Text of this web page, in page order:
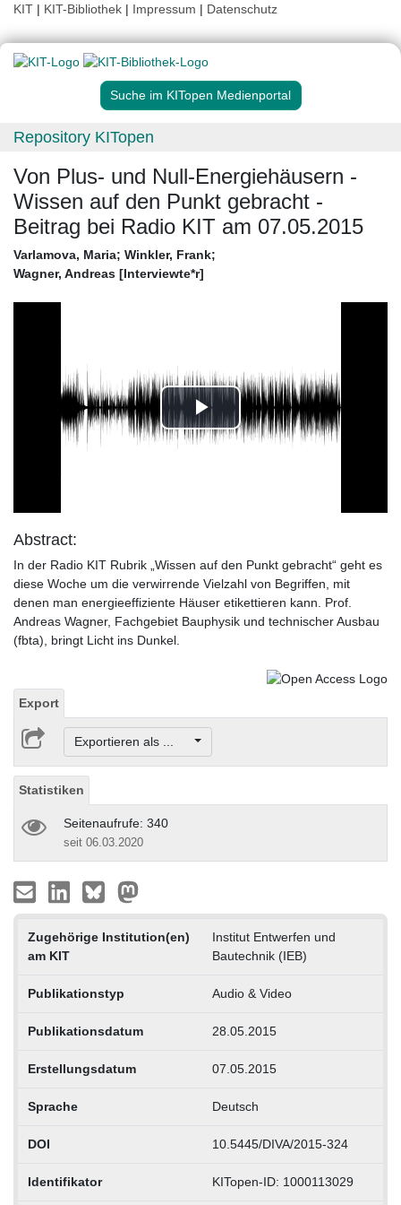
KIT | KIT-Bibliothek | Impressum | Datenschutz
Suche im KITopen Medienportal
Repository KITopen
Von Plus- und Null-Energiehäusern -
Wissen auf den Punkt gebracht -
Beitrag bei Radio KIT am 07.05.2015
Varlamova, Maria; Winkler, Frank;
Wagner, Andreas [Interviewte*r]
Play
Abstract:
In der Radio KIT Rubrik „Wissen auf den Punkt gebracht“ geht es
diese Woche um die verwirrende Vielzahl von Begriffen, mit
denen man energieeffiziente Häuser etikettieren kann. Prof.
Andreas Wagner, Fachgebiet Bauphysik und technischer Ausbau
(fbta), bringt Licht ins Dunkel.
Export
Exportieren als ...
Statistiken
Seitenaufrufe: 340
seit 06.03.2020
Zugehörige Institution(en)
am KIT
Institut Entwerfen und
Bautechnik (IEB)
Publikationstyp Audio & Video
Publikationsdatum 28.05.2015
Erstellungsdatum 07.05.2015
Sprache Deutsch
DOI 10.5445/DIVA/2015-324
Identifikator KITopen-ID: 1000113029